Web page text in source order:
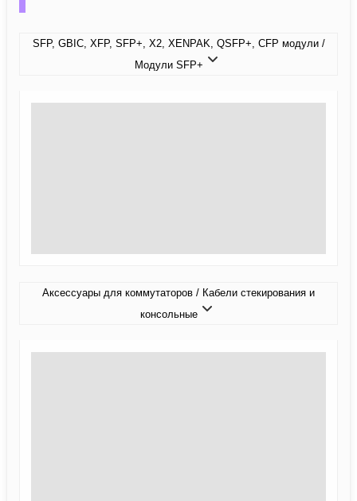
SFP, GBIC, XFP, SFP+, X2, XENPAK, QSFP+, CFP модули /
Модули SFP+
Аксессуары для коммутаторов / Кабели стекирования и
консольные